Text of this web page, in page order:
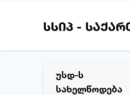
სსიპ -
უსდ-ს
სახელწოდება